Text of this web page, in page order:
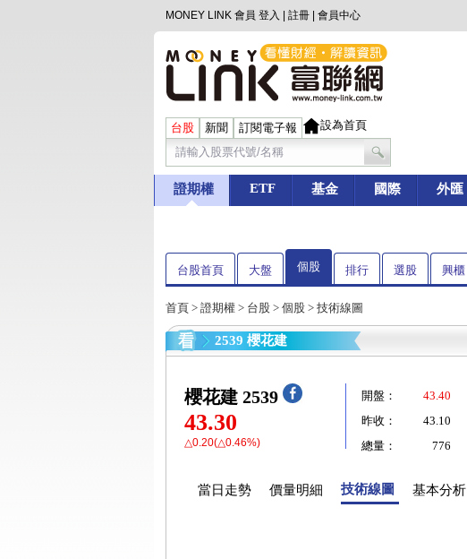
MONEY LINK 會員 登入 註冊 會員中心
台股 新聞 訂閱電子報 設為首頁
證期權 ETF 基金 國際 外匯
台股首頁 大盤 個股 排行 選股 興櫃
首頁 > 證期權 > 台股 > 個股 > 技術線圖
2539 櫻花建
櫻花建 2539
43.30
△0.20(△0.46%)
開盤： 43.40
昨收：
43.10
總量：
776
當日走勢 價量明細 技術線圖 基本分析